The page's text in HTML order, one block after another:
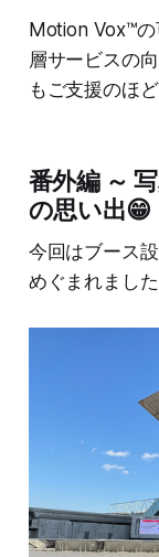
Motion Vox™
層サービスの
もご支援のほ
番外編 ～
の思い出😁
今回はブース
めぐまれまし